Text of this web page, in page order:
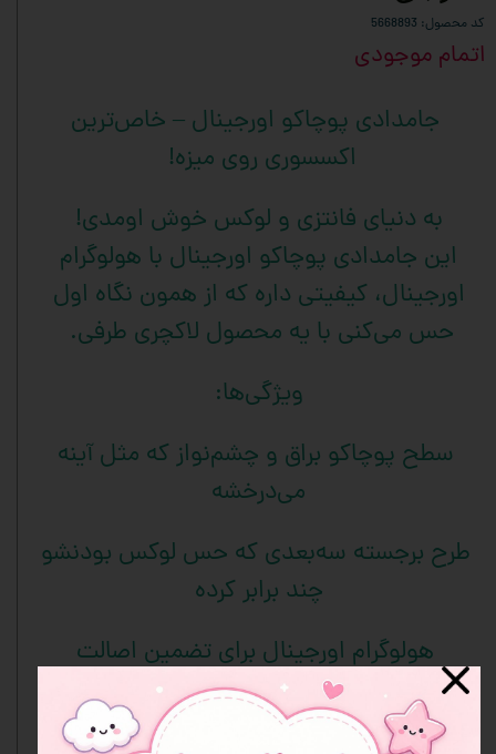
کد محصول: 5668893
اتمام موجودی
جامدادی پوچاکو اورجینال – خاص‌ترین
اکسسوری روی میزه!
به دنیای فانتزی و لوکس خوش اومدی!
این جامدادی پوچاکو اورجینال با هولوگرام
اورجینال، کیفیتی داره که از همون نگاه اول
حس می‌کنی با یه محصول لاکچری طرفی.
ویژگی‌ها:
سطح پوچاکو براق و چشم‌نواز که مثل آینه
می‌درخشه
طرح برجسته سه‌بعدی که حس لوکس بودنشو
چند برابر کرده
هولوگرام اورجینال برای تضمین اصالت
کیفیت عالی، ضد خط و موندگار